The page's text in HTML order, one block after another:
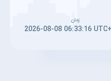
زمان
2026-08-08 06:33:16